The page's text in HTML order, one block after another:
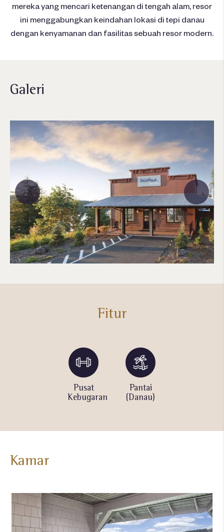
mereka yang mencari ketenangan di tengah alam, resor
ini menggabungkan keindahan lokasi di tepi danau
dengan kenyamanan dan fasilitas sebuah resor modern.
Galeri
Fitur
Pusat
Kebugaran
Pantai
(Danau)
Kamar